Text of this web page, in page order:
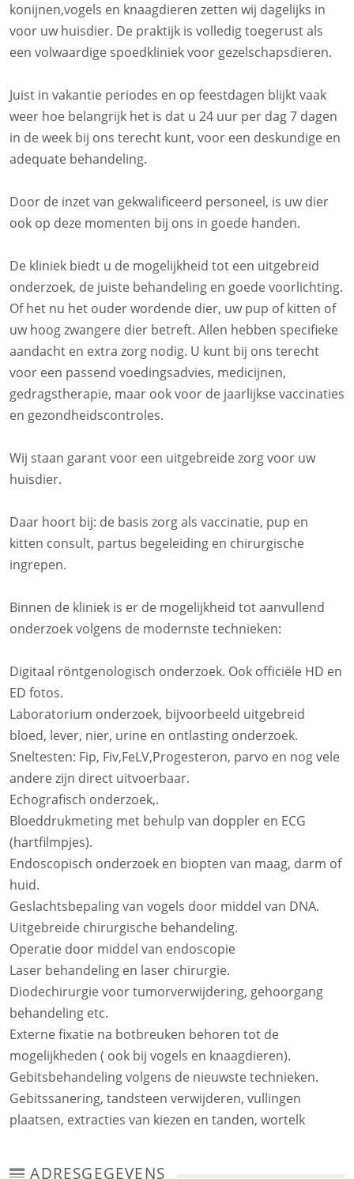
konijnen,vogels en knaagdieren zetten wij dagelijks in
voor uw huisdier. De praktijk is volledig toegerust als
een volwaardige spoedkliniek voor gezelschapsdieren.
Juist in vakantie periodes en op feestdagen blijkt vaak
weer hoe belangrijk het is dat u 24 uur per dag 7 dagen
in de week bij ons terecht kunt, voor een deskundige en
adequate behandeling.
Door de inzet van gekwalificeerd personeel, is uw dier
ook op deze momenten bij ons in goede handen.
De kliniek biedt u de mogelijkheid tot een uitgebreid
onderzoek, de juiste behandeling en goede voorlichting.
Of het nu het ouder wordende dier, uw pup of kitten of
uw hoog zwangere dier betreft. Allen hebben specifieke
aandacht en extra zorg nodig. U kunt bij ons terecht
voor een passend voedingsadvies, medicijnen,
gedragstherapie, maar ook voor de jaarlijkse vaccinaties
en gezondheidscontroles.
Wij staan garant voor een uitgebreide zorg voor uw
huisdier.
Daar hoort bij: de basis zorg als vaccinatie, pup en
kitten consult, partus begeleiding en chirurgische
ingrepen.
Binnen de kliniek is er de mogelijkheid tot aanvullend
onderzoek volgens de modernste technieken:
Digitaal röntgenologisch onderzoek. Ook officiële HD en
ED fotos.
Laboratorium onderzoek, bijvoorbeeld uitgebreid
bloed, lever, nier, urine en ontlasting onderzoek.
Sneltesten: Fip, Fiv,FeLV,Progesteron, parvo en nog vele
andere zijn direct uitvoerbaar.
Echografisch onderzoek,.
Bloeddrukmeting met behulp van doppler en ECG
(hartfilmpjes).
Endoscopisch onderzoek en biopten van maag, darm of
huid.
Geslachtsbepaling van vogels door middel van DNA.
Uitgebreide chirurgische behandeling.
Operatie door middel van endoscopie
Laser behandeling en laser chirurgie.
Diodechirurgie voor tumorverwijdering, gehoorgang
behandeling etc.
Externe fixatie na botbreuken behoren tot de
mogelijkheden ( ook bij vogels en knaagdieren).
Gebitsbehandeling volgens de nieuwste technieken.
Gebitssanering, tandsteen verwijderen, vullingen
plaatsen, extracties van kiezen en tanden, wortelk
ADRESGEGEVENS